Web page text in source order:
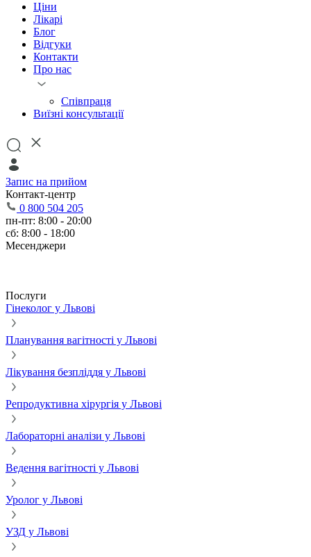
Ціни
Лікарі
Блог
Відгуки
Контакти
Про нас
Співпраця
Виїзні консультації
Запис на прийом
Контакт-центр
0 800 504 205
пн-пт: 8:00 - 20:00
сб: 8:00 - 18:00
Месенджери
Послуги
Гінеколог у Львові
Планування вагітності у Львові
Лікування безпліддя у Львові
Репродуктивна хірургія у Львові
Лабораторні аналізи у Львові
Ведення вагітності у Львові
Уролог у Львові
УЗД у Львові